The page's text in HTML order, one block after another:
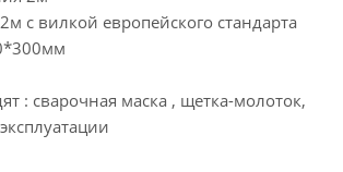
с вилкой европейского стандарта
: сварочная маска , щетка-молоток,